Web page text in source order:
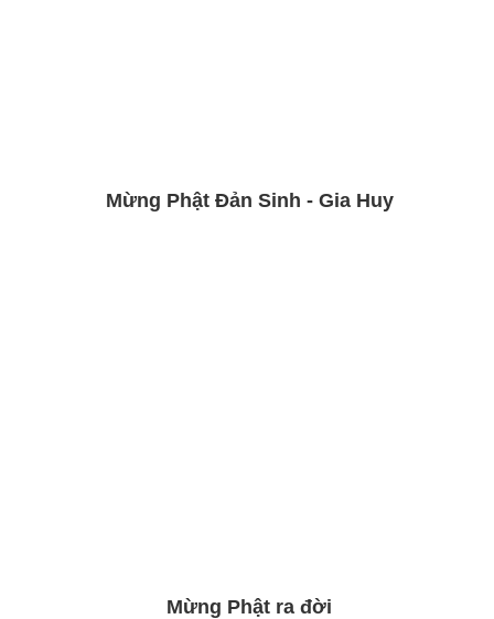
Mừng Phật Đản Sinh - Gia Huy
Mừng Phật ra đời